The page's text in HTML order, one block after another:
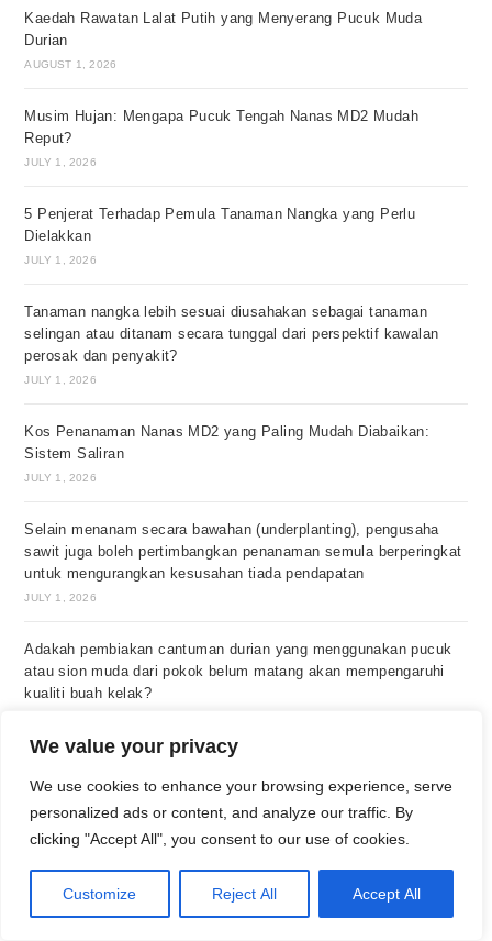
We value your privacy
We use cookies to enhance your browsing experience, serve
personalized ads or content, and analyze our traffic. By
clicking "Accept All", you consent to our use of cookies.
Customize Reject All Accept All
Kaedah Rawatan Lalat Putih yang Menyerang Pucuk Muda
Durian
AUGUST 1, 2026
Musim Hujan: Mengapa Pucuk Tengah Nanas MD2 Mudah
Reput?
JULY 1, 2026
5 Penjerat Terhadap Pemula Tanaman Nangka yang Perlu
Dielakkan
JULY 1, 2026
Tanaman nangka lebih sesuai diusahakan sebagai tanaman
selingan atau ditanam secara tunggal dari perspektif kawalan
perosak dan penyakit?
JULY 1, 2026
Kos Penanaman Nanas MD2 yang Paling Mudah Diabaikan:
Sistem Saliran
JULY 1, 2026
Selain menanam secara bawahan (underplanting), pengusaha
sawit juga boleh pertimbangkan penanaman semula berperingkat
untuk mengurangkan kesusahan tiada pendapatan
JULY 1, 2026
Adakah pembiakan cantuman durian yang menggunakan pucuk
atau sion muda dari pokok belum matang akan mempengaruhi
kualiti buah kelak?
JULY 1, 2026
Tanam Semula Sawit: Peluang Memperbaharui Produktiviti dan
Infrastruktur Ladang
JULY 1, 2026